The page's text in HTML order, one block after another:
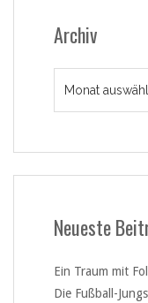
Archiv
Neueste
Ein Traum mit
Die Fußball-